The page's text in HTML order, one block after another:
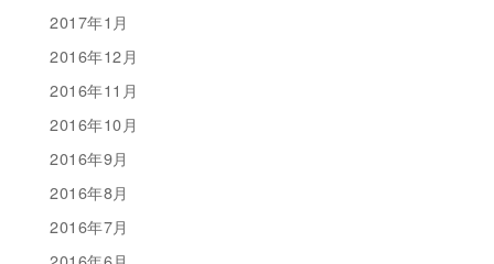
2017年1月
2016年12月
2016年11月
2016年10月
2016年9月
2016年8月
2016年7月